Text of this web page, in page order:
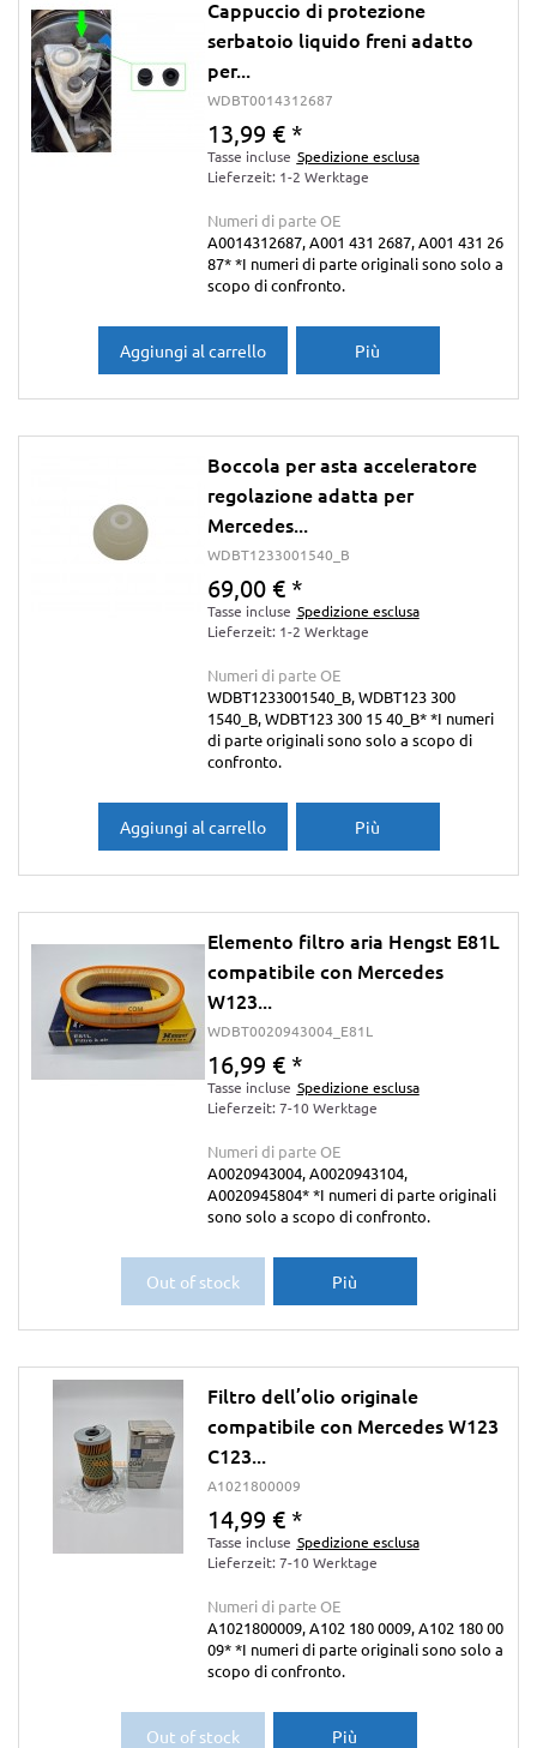
Cappuccio di protezione
serbatoio liquido freni adatto
per...
WDBT0014312687
13,99 € *
Tasse incluse Spedizione esclusa
Lieferzeit: 1-2 Werktage
Numeri di parte OE
A0014312687, A001 431 2687, A001 431 26
87* *I numeri di parte originali sono solo a
scopo di confronto.
Aggiungi al carrello Più
Boccola per asta acceleratore
regolazione adatta per
Mercedes...
WDBT1233001540_B
69,00 € *
Tasse incluse Spedizione esclusa
Lieferzeit: 1-2 Werktage
Numeri di parte OE
WDBT1233001540_B, WDBT123 300
1540_B, WDBT123 300 15 40_B* *I numeri
di parte originali sono solo a scopo di
confronto.
Aggiungi al carrello Più
Elemento filtro aria Hengst E81L
compatibile con Mercedes
W123...
WDBT0020943004_E81L
16,99 € *
Tasse incluse Spedizione esclusa
Lieferzeit: 7-10 Werktage
Numeri di parte OE
A0020943004, A0020943104,
A0020945804* *I numeri di parte originali
sono solo a scopo di confronto.
Out of stock Più
Filtro dell’olio originale
compatibile con Mercedes W123
C123...
A1021800009
14,99 € *
Tasse incluse Spedizione esclusa
Lieferzeit: 7-10 Werktage
Numeri di parte OE
A1021800009, A102 180 0009, A102 180 00
09* *I numeri di parte originali sono solo a
scopo di confronto.
Out of stock Più